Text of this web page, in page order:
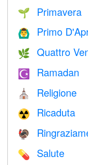
🌱 Primavera
🙆‍♂️ Primo
🌿 Quattro
☪️ Ramadan
⛪️ Religione
☢️ Ricaduta
🦃
💊 Salute